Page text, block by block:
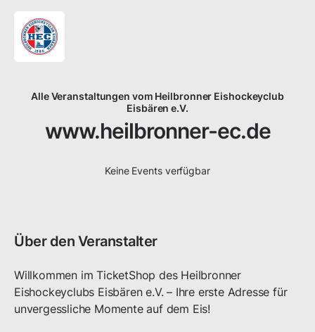
Alle Veranstaltungen vom Heilbronner Eishockeyclub
Eisbären e.V.
www.heilbronner-ec.de
Keine Events verfügbar
Über den Veranstalter
Willkommen im TicketShop des Heilbronner
Eishockeyclubs Eisbären e.V. – Ihre erste Adresse für
unvergessliche Momente auf dem Eis!